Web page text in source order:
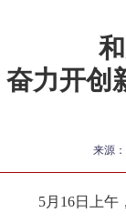
奋力开创
来源：
5月16日上午